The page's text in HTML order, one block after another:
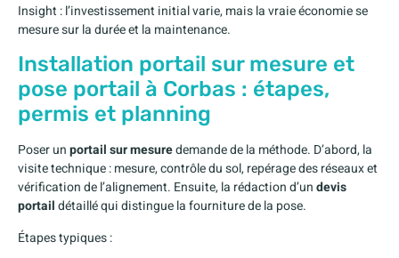
Insight : l’investissement initial varie, mais la vraie économie se
mesure sur la durée et la maintenance.
Installation portail sur mesure et
pose portail à Corbas : étapes,
permis et planning
Poser unportail sur mesuredemande de la méthode. D’abord, la
visite technique : mesure, contrôle du sol, repérage des réseaux et
vérification de l’alignement. Ensuite, la rédaction d’undevis
portaildétaillé qui distingue la fourniture de la pose.
Étapes typiques :